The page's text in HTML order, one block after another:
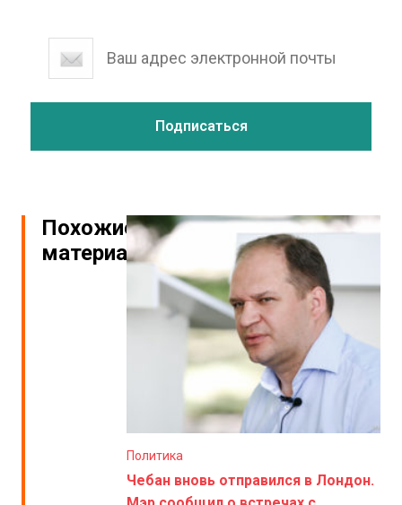
Похожие
материалы
Политика
Чебан вновь отправился в Лондон.